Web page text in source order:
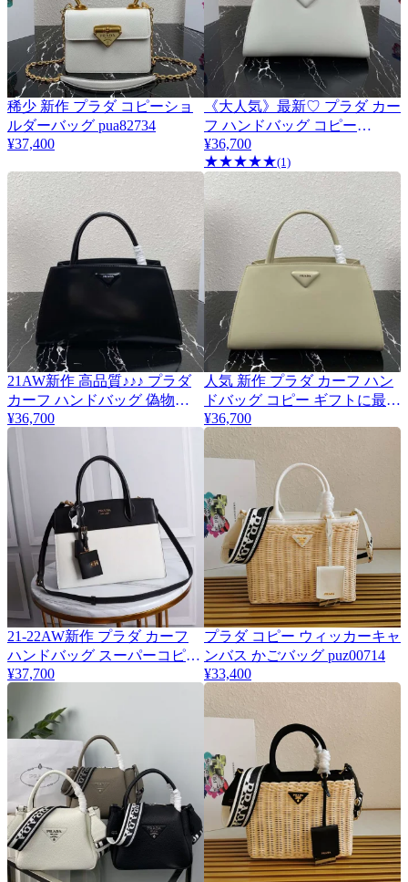
稀少 新作 プラダ コピーショ
ルダーバッグ pua82734
¥37,400
《大人気》最新♡ プラダ カー
フ ハンドバッグ コピー
puc41677
¥36,700
★★★★★(1)
21AW新作 高品質♪♪♪ プラダ
カーフ ハンドバッグ 偽物
pul67031
¥36,700
人気 新作 プラダ カーフ ハン
ドバッグ コピー ギフトに最適
♪ puw31789
¥36,700
21-22AW新作 プラダ カーフ
ハンドバッグ スーパーコピー
目を惹くカラー pus57756
¥37,700
プラダ コピー ウィッカーキャ
ンバス かごバッグ puz00714
¥33,400